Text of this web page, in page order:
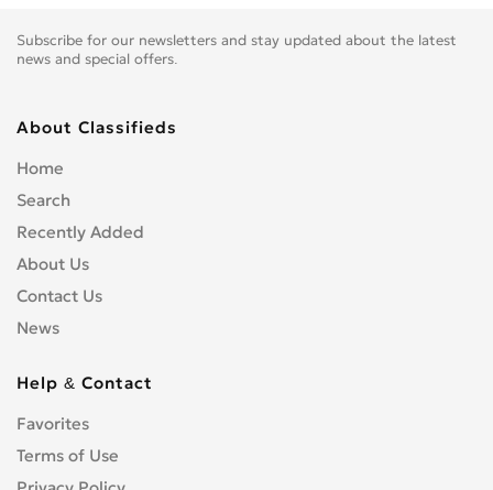
Subscribe for our newsletters and stay updated about the latest
news and special offers.
About Classifieds
Home
Search
Recently Added
About Us
Contact Us
News
Help & Contact
Favorites
Terms of Use